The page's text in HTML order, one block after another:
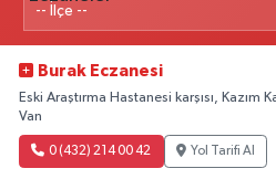
Burak Eczanesi
Eski Araştırma Hastanesi karşısı,
Van
0 (432) 214 00 42 Yol Tarifi Al